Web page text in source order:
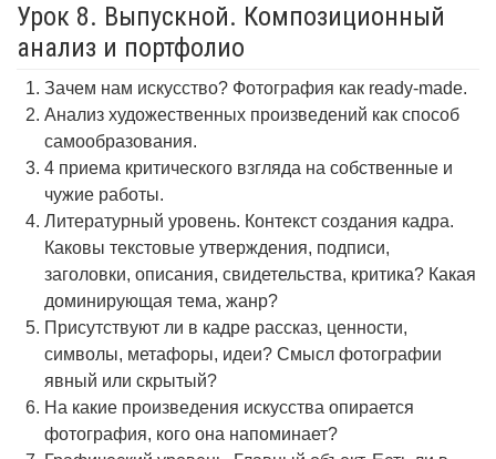
Урок 8. Выпускной. Композиционный
анализ и портфолио
Зачем нам искусство? Фотография как ready-made.
Анализ художественных произведений как способ
самообразования.
4 приема критического взгляда на собственные и
чужие работы.
Литературный уровень. Контекст создания кадра.
Каковы текстовые утверждения, подписи,
заголовки, описания, свидетельства, критика? Какая
доминирующая тема, жанр?
Присутствуют ли в кадре рассказ, ценности,
символы, метафоры, идеи? Смысл фотографии
явный или скрытый?
На какие произведения искусства опирается
фотография, кого она напоминает?